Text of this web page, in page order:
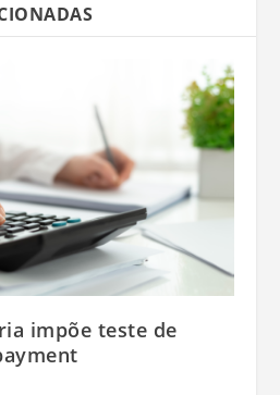
impõe teste de